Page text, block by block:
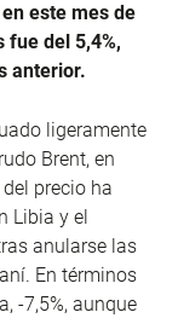
este mes de
fue del 5,4%,
anterior.
ligeramente
Brent, en
precio ha
Libia y el
anularse las
En términos
-7,5%, aunque